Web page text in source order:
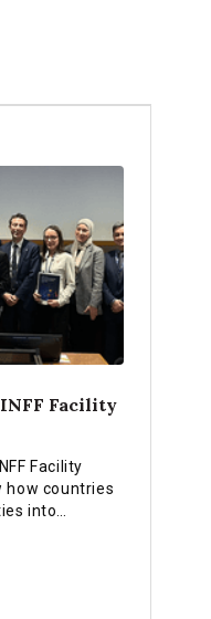
Facility
Facility
how countries
into